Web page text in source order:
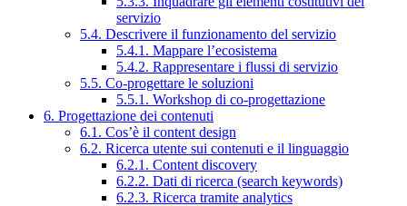
servizio
5.4. Descrivere il funzionamento del servizio
5.4.1. Mappare l’ecosistema
5.4.2. Rappresentare i flussi di servizio
5.5. Co-progettare le soluzioni
5.5.1. Workshop di co-progettazione
6. Progettazione dei contenuti
6.1. Cos’è il content design
6.2. Ricerca utente sui contenuti e il linguaggio
6.2.1. Content discovery
6.2.2. Dati di ricerca (search keywords)
6.2.3. Ricerca tramite analytics